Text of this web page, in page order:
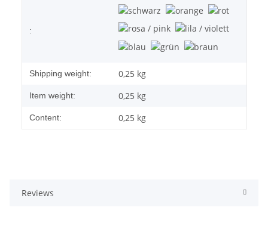
:
Shipping weight: 0,25 kg
Item weight: 0,25 kg
Content: 0,25 kg
Reviews